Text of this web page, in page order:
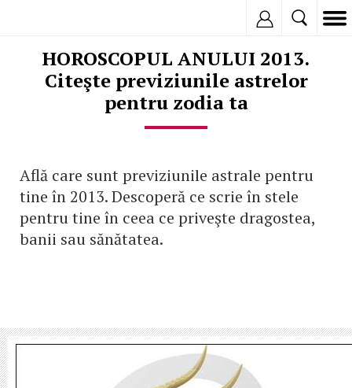
HOROSCOPUL ANULUI 2013.
Citeşte previziunile astrelor
pentru zodia ta
Află care sunt previziunile astrale pentru
tine în 2013. Descoperă ce scrie în stele
pentru tine în ceea ce priveşte dragostea,
banii sau sănătatea.